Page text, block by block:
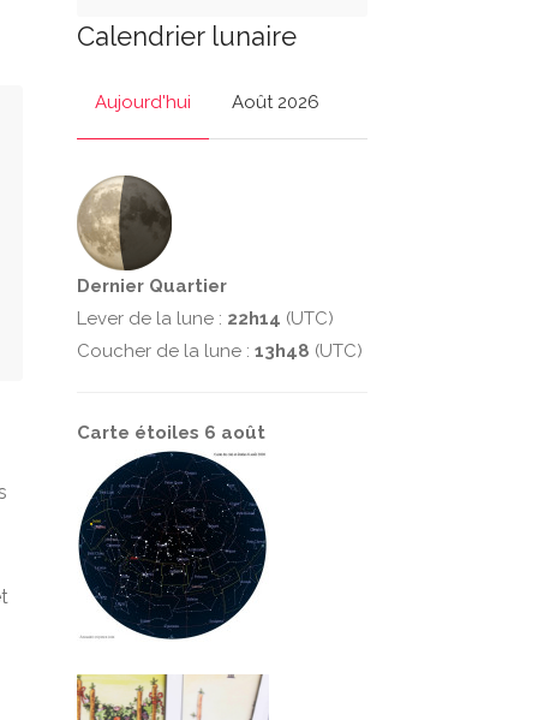
Calendrier lunaire
Aujourd'hui Août 2026
Dernier Quartier
Lever de la lune : 22h14 (UTC)
Coucher de la lune : 13h48 (UTC)
Carte étoiles 6 août